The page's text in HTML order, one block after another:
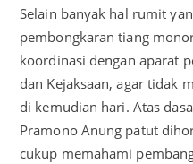
Selain banyak hal rumit
pembongkaran tiang
koordinasi dengan aparat
dan Kejaksaan, agar tidak
di kemudian hari. Atas
Pramono Anung patut
cukup memahami